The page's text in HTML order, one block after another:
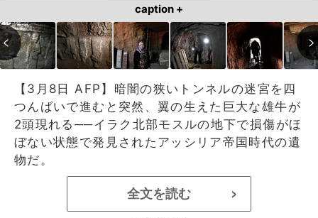
caption +
【3月8日 AFP】暗闇の狭いトンネルの迷宮を四
つんばいで進むと突然、翼の生えた巨大な雄牛が
2頭現れる──イラク北部モスルの地下で損傷がほ
ぼない状態で発見されたアッシリア帝国時代の遺
物だ。
全文を読む >